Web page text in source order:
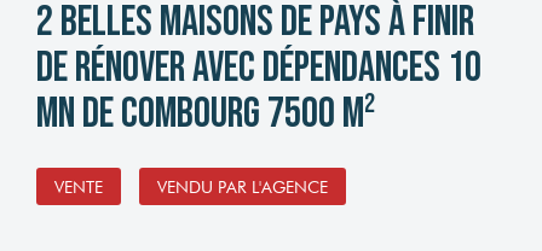
2 belles maisons de pays à finir
de rénover avec dépendances 10
mn de Combourg 7500 m²
VENTE VENDU PAR L'AGENCE